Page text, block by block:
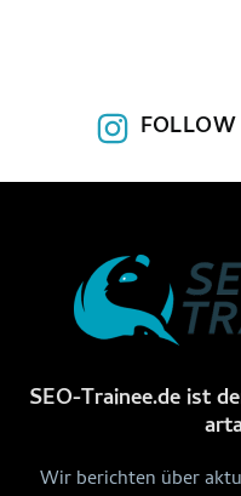
SEO-Trainee.de ist
Wir berichten über